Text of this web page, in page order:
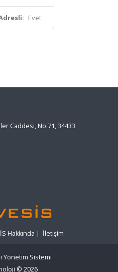
Evet
Caddesi, No:71, 34433
Hakkında | İletişim
Yönetim Sistemi
© 2026